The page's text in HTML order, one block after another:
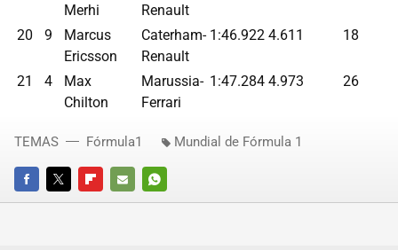
Merhi
Renault
20 9
Marcus
Ericsson
Caterham-
Renault
1:46.922 4.611 18
21 4
Max
Chilton
Marussia-
Ferrari
1:47.284 4.973 26
FACEBOOKTWITTERFLIPBOARD
E-
WHATSAPP
TEMAS Fórmula1 Mundial de Fórmula 1